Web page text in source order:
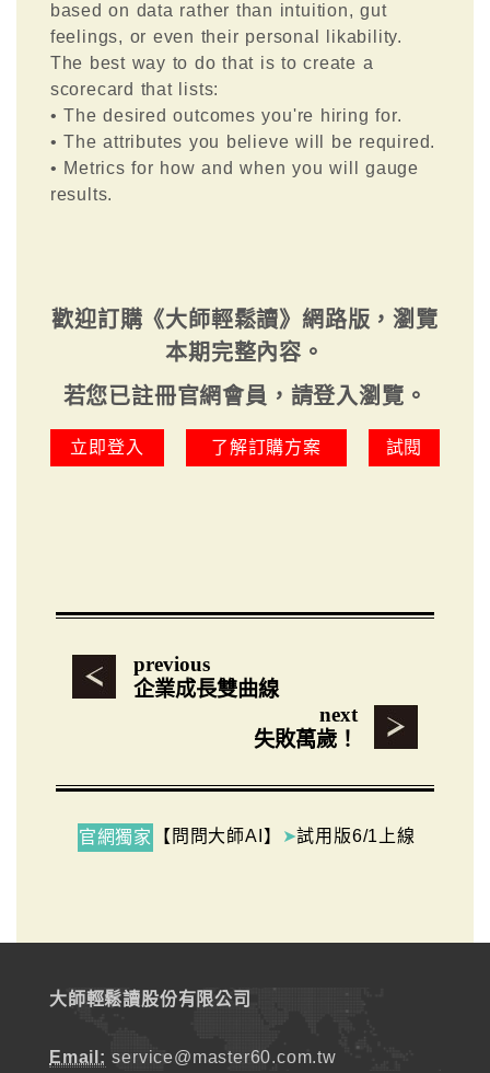
based on data rather than intuition, gut
feelings, or even their personal likability.
The best way to do that is to create a
scorecard that lists:
• The desired outcomes you're hiring for.
• The attributes you believe will be required.
• Metrics for how and when you will gauge
results.
歡迎訂購《大師輕鬆讀》網路版，瀏覽
本期完整內容。
若您已註冊官網會員，請登入瀏覽。
立即登入 了解訂購方案 試閱
previous
企業成長雙曲線
next
失敗萬歲！
官網獨家 【問問大師AI】 ➤試用版6/1上線
大師輕鬆讀股份有限公司
Email: service@master60.com.tw